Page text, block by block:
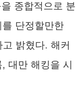
종합적으로 분
단정할만한
밝혔다. 해커
대만 해킹을 시